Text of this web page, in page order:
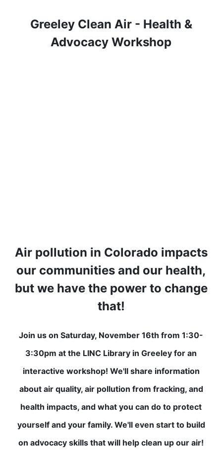
Greeley Clean Air - Health &
Advocacy Workshop
Air pollution in Colorado impacts
our communities and our health,
but we have the power to change
that!
Join us on Saturday, November 16th from 1:30-
3:30pm at the LINC Library in Greeley for an
interactive workshop! We'll share information
about air quality, air pollution from fracking, and
health impacts, and what you can do to protect
yourself and your family. We'll even start to build
on advocacy skills that will help clean up our air!